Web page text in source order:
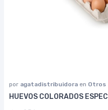
por agatadistribuidora en Otros
HUEVOS COLORADOS